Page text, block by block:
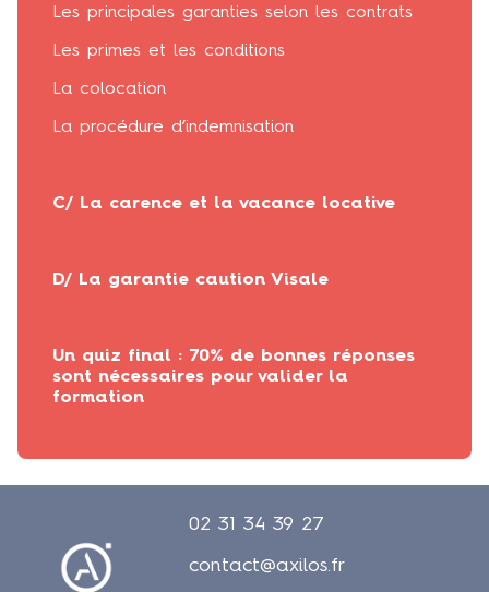
Les principales garanties selon les contrats
Les primes et les conditions
La colocation
La procédure d’indemnisation
C/ La carence et la vacance locative
D/ La garantie caution Visale
Un quiz final : 70% de bonnes réponses
sont nécessaires pour valider la
formation
02 31 34 39 27
contact@axilos.fr